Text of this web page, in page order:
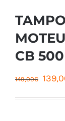
CB
149,00€ Le